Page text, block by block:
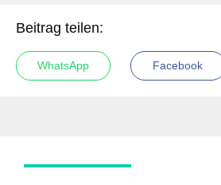
Beitrag teilen:
WhatsApp Facebook